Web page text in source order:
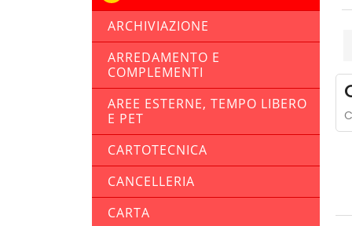
ARCHIVIAZIONE
ARREDAMENTO E
COMPLEMENTI
AREE ESTERNE, TEMPO LIBERO
E PET
CARTOTECNICA
CANCELLERIA
CARTA